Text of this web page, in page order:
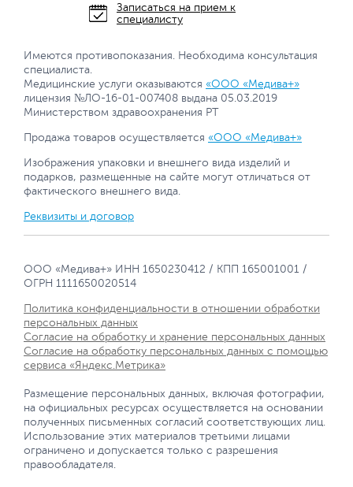
Записаться на прием к
специалисту
Имеются противопоказания. Необходима консультация
специалиста.
Медицинские услуги оказываются «ООО «Медива+»
лицензия №ЛО-16-01-007408 выдана 05.03.2019
Министерством здравоохранения РТ
Продажа товаров осуществляется «ООО «Медива+»
Изображения упаковки и внешнего вида изделий и
подарков, размещенные на сайте могут отличаться от
фактического внешнего вида.
Реквизиты и договор
ООО «Медива+» ИНН 1650230412 / КПП 165001001 /
ОГРН 1111650020514
Политика конфиденциальности в отношении обработки
персональных данных
Согласие на обработку и хранение персональных данных
Согласие на обработку персональных данных с помощью
сервиса «Яндекс.Метрика»
Размещение персональных данных, включая фотографии,
на официальных ресурсах осуществляется на основании
полученных письменных согласий соответствующих лиц.
Использование этих материалов третьими лицами
ограничено и допускается только с разрешения
правообладателя.